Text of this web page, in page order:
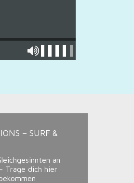
– SURF &
an
Trage dich hier